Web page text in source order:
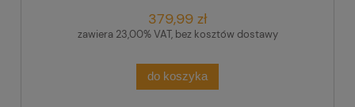
379,99 zł
zawiera 23,00% VAT, bez kosztów dostawy
do koszyka